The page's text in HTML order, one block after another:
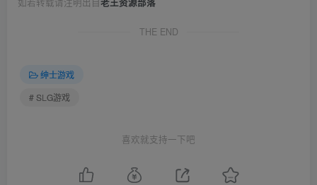
THE END
绅士游戏
# SLG游戏
喜欢就支持一下吧